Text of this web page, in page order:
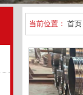
当前位置： 首页